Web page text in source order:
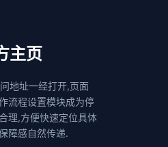
主页
地址一经打开,页面
流程设置模块成为停
理,方便快速定位具体
障感自然传递.